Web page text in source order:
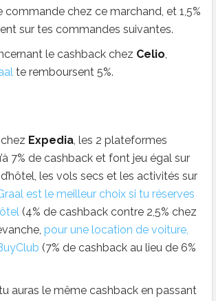
commande chez ce marchand, et 1,5%
sur tes commandes suivantes.
le cashback chez Celio,
te remboursent 5%.
Expedia, les 2 plateformes
7% de cashback et font jeu égal sur
les vols secs et les activités sur
est le meilleur choix si tu réserves
(4% de cashback contre 2,5% chez
pour une location de voiture,
(7% de cashback au lieu de 6%
auras le même cashback en passant